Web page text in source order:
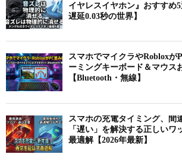
イヤレスイヤホン』おすすめ
遅延0.03秒の世界】
スマホでマイクラやRobloxが
ーミングキーボード＆マウス
【Bluetooth・無線】
スマホの充電タイミング、間
「遅い」を解決する正しいワ
最適解【2026年最新】